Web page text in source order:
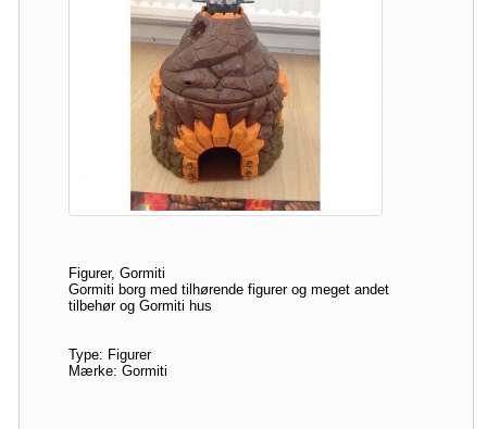
Figurer, Gormiti
Gormiti borg med tilhørende figurer og meget andet
tilbehør og Gormiti hus
Type: Figurer
Mærke: Gormiti